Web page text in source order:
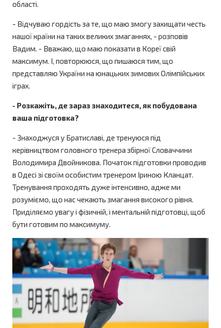
області.
- Відчуваю гордість за те, що маю змогу захищати честь
нашої країни на таких великих змаганнях, - розповів
Вадим. - Вважаю, що маю показати в Кореї свій
максимум. І, повторююся, що пишаюся тим, що
представляю України на юнацьких зимових Олімпійських
іграх.
- Розкажіть, де зараз знаходитеся, як побудована
ваша підготовка?
- Знаходжуся у Братиславі, де тренуюся під
керівництвом головного тренера збірної Словаччини
Володимира Двойникова. Початок підготовки проводив
в Одесі зі своїм особистим тренером Іриною Кланцат.
Тренування проходять дуже інтенсивно, адже ми
розуміємо, що нас чекають змагання високого рівня.
Приділяємо увагу і фізичній, і ментальній підготовці, щоб
бути готовим по максимуму.